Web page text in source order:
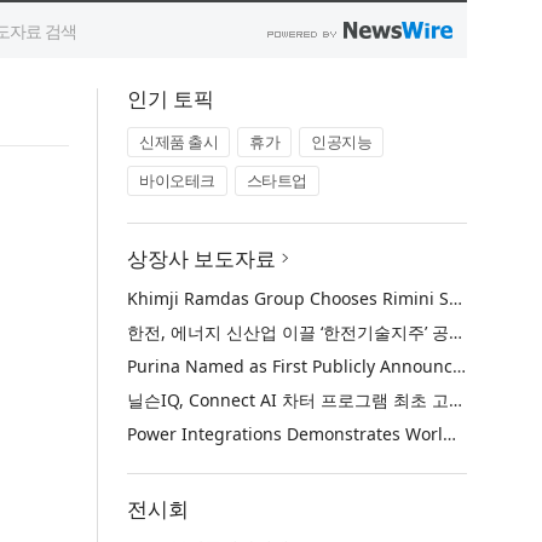
인기 토픽
신제품 출시 휴가
인공지능
바이오테크
스타트업
상장사 보도자료
Khimji Ramdas Group Chooses Rimini Street to Reduce SAP Support Costs, Protect 700+ Customizations and Reinvest Savings in Innovation
한전, 에너지 신산업 이끌 ‘한전기술지주’ 공식 출범
Purina Named as First Publicly Announced NIQ ConnectAI Charter Client
닐슨IQ, Connect AI 차터 프로그램 최초 고객사 ‘퓨리나’ 선정
Power Integrations Demonstrates World’s First 2200 V GaN Technology for Next-Era High-Voltage Power Systems
전시회